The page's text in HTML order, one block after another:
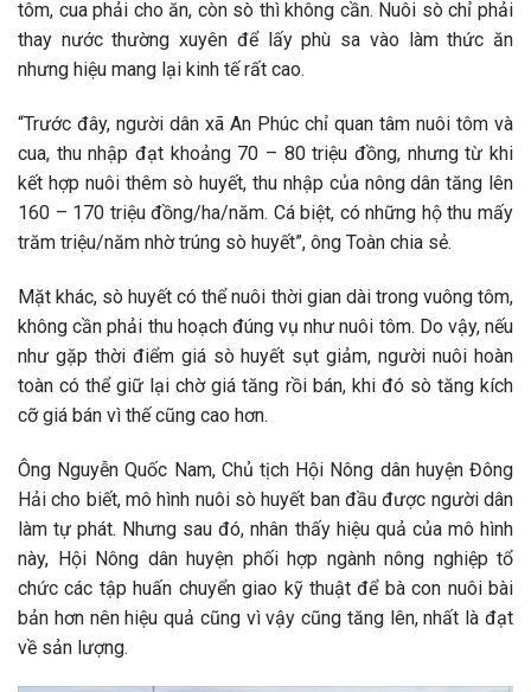
tôm, cua phải cho ăn, còn sò thì không cần. Nuôi sò chỉ phải
thay nước thường xuyên để lấy phù sa vào làm thức ăn
nhưng hiệu mang lại kinh tế rất cao.
“Trước đây, người dân xã An Phúc chỉ quan tâm nuôi tôm và
cua, thu nhập đạt khoảng 70 – 80 triệu đồng, nhưng từ khi
kết hợp nuôi thêm sò huyết, thu nhập của nông dân tăng lên
160 – 170 triệu đồng/ha/năm. Cá biệt, có những hộ thu mấy
trăm triệu/năm nhờ trúng sò huyết”, ông Toàn chia sẻ.
Mặt khác, sò huyết có thể nuôi thời gian dài trong vuông tôm,
không cần phải thu hoạch đúng vụ như nuôi tôm. Do vậy, nếu
như gặp thời điểm giá sò huyết sụt giảm, người nuôi hoàn
toàn có thể giữ lại chờ giá tăng rồi bán, khi đó sò tăng kích
cỡ giá bán vì thế cũng cao hơn.
Ông Nguyễn Quốc Nam, Chủ tịch Hội Nông dân huyện Đông
Hải cho biết, mô hình nuôi sò huyết ban đầu được người dân
làm tự phát. Nhưng sau đó, nhân thấy hiệu quả của mô hình
này, Hội Nông dân huyện phối hợp ngành nông nghiệp tổ
chức các tập huấn chuyển giao kỹ thuật để bà con nuôi bài
bản hơn nên hiệu quả cũng vì vậy cũng tăng lên, nhất là đạt
về sản lượng.